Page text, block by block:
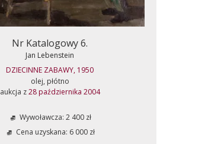
Nr Katalogowy 6.
Jan Lebenstein
DZIECINNE ZABAWY, 1950
olej, płótno
aukcja z28 października 2004
Wywoławcza: 2 400 zł
Cena uzyskana: 6 000 zł